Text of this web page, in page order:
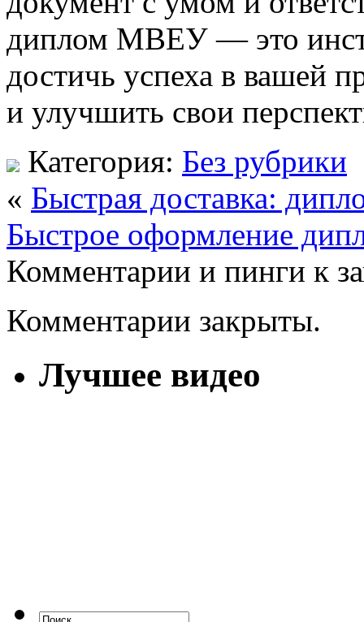
диплом МВЕУ — это
достичь успеха в вашей
и улучшить свои
Категория: Без рубрики
« Быстрая доставка:
Быстрое оформление
Комментарии и пинги к
Комментарии закрыты.
Лучшее видео